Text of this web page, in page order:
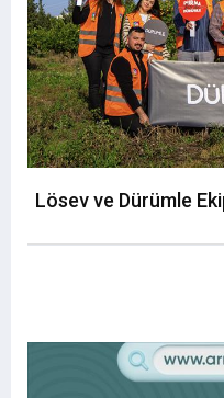
Lösev ve Dürümle